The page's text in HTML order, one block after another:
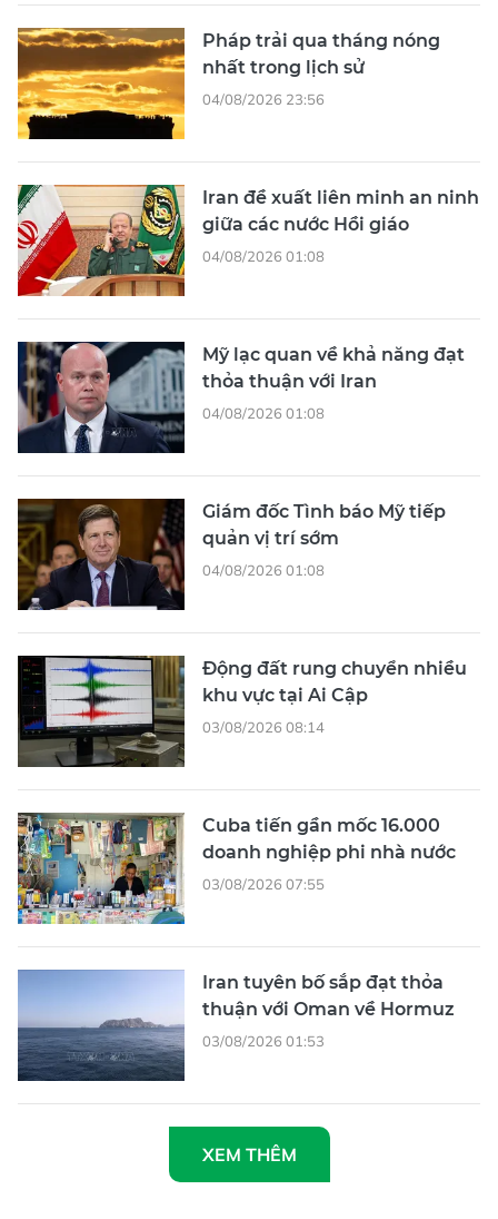
Pháp trải qua tháng nóng
nhất trong lịch sử
04/08/2026 23:56
Iran đề xuất liên minh an ninh
giữa các nước Hồi giáo
04/08/2026 01:08
Mỹ lạc quan về khả năng đạt
thỏa thuận với Iran
04/08/2026 01:08
Giám đốc Tình báo Mỹ tiếp
quản vị trí sớm
04/08/2026 01:08
Động đất rung chuyển nhiều
khu vực tại Ai Cập
03/08/2026 08:14
Cuba tiến gần mốc 16.000
doanh nghiệp phi nhà nước
03/08/2026 07:55
Iran tuyên bố sắp đạt thỏa
thuận với Oman về Hormuz
03/08/2026 01:53
XEM THÊM